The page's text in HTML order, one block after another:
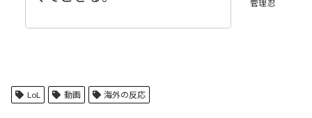
管理忍
LoL 動画 海外の反応